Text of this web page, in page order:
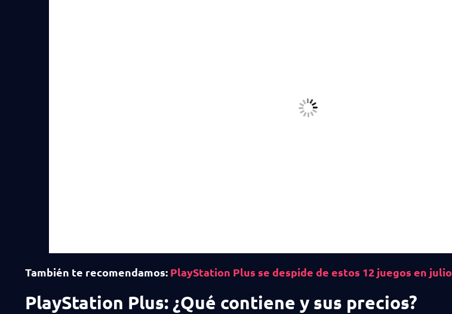
También te recomendamos: PlayStation Plus se despide de estos 12 juegos en julio
PlayStation Plus: ¿Qué contiene y sus precios?